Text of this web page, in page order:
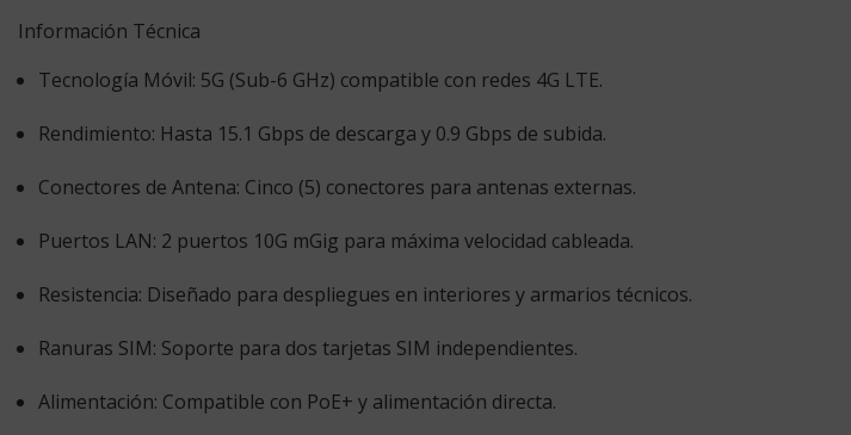
Información Técnica
Tecnología Móvil: 5G (Sub-6 GHz) compatible con redes 4G LTE.
Rendimiento: Hasta 15.1 Gbps de descarga y 0.9 Gbps de subida.
Conectores de Antena: Cinco (5) conectores para antenas externas.
Puertos LAN: 2 puertos 10G mGig para máxima velocidad cableada.
Resistencia: Diseñado para despliegues en interiores y armarios técnicos.
Ranuras SIM: Soporte para dos tarjetas SIM independientes.
Alimentación: Compatible con PoE+ y alimentación directa.